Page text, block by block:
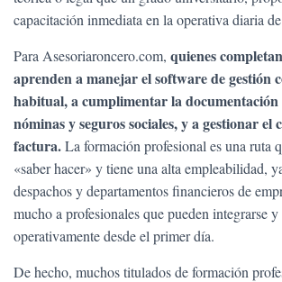
capacitación inmediata en la operativa diaria
Para Asesoriaroncero.com, quienes
aprenden a manejar el software de gestión
habitual, a cumplimentar la
nóminas y seguros sociales, y a gestionar el
factura.La formación profesional es una ruta
«saber hacer» y tiene una alta empleabilidad,
despachos y departamentos financieros de
mucho a profesionales que pueden integrarse
operativamente desde el primer día.
De hecho, muchos titulados de formación